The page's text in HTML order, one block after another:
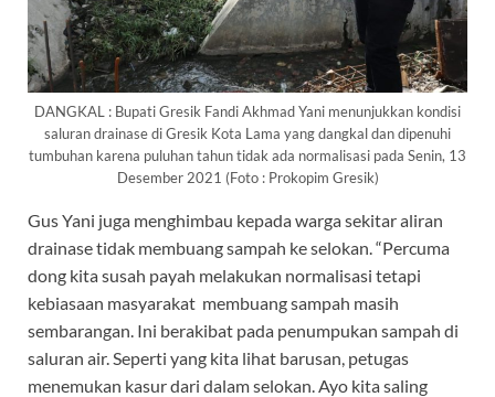
DANGKAL : Bupati Gresik Fandi Akhmad Yani menunjukkan kondisi
saluran drainase di Gresik Kota Lama yang dangkal dan dipenuhi
tumbuhan karena puluhan tahun tidak ada normalisasi pada Senin, 13
Desember 2021 (Foto : Prokopim Gresik)
Gus Yani juga menghimbau kepada warga sekitar aliran
drainase tidak membuang sampah ke selokan. “Percuma
dong kita susah payah melakukan normalisasi tetapi
kebiasaan masyarakat membuang sampah masih
sembarangan. Ini berakibat pada penumpukan sampah di
saluran air. Seperti yang kita lihat barusan, petugas
menemukan kasur dari dalam selokan. Ayo kita saling